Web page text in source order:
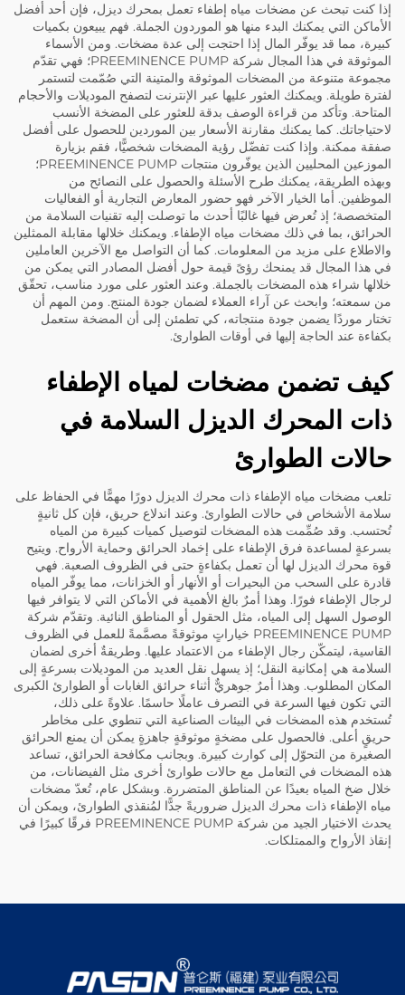
إذا كنت تبحث عن مضخات مياه إطفاء تعمل بمحرك ديزل، فإن أحد أفضل
الأماكن التي يمكنك البدء منها هو الموردون الجملة. فهم يبيعون بكميات
كبيرة، مما قد يوفّر المال إذا احتجت إلى عدة مضخات. ومن الأسماء
الموثوقة في هذا المجال شركة PREEMINENCE PUMP؛ فهي تقدّم
مجموعة متنوعة من المضخات الموثوقة والمتينة التي صُمّمت لتستمر
لفترة طويلة. ويمكنك العثور عليها عبر الإنترنت لتصفح الموديلات والأحجام
المتاحة. وتأكد من قراءة الوصف بدقة للعثور على المضخة الأنسب
لاحتياجاتك. كما يمكنك مقارنة الأسعار بين الموردين للحصول على أفضل
صفقة ممكنة. وإذا كنت تفضّل رؤية المضخات شخصيًّا، فقم بزيارة
الموزعين المحليين الذين يوفّرون منتجات PREEMINENCE PUMP؛
وبهذه الطريقة، يمكنك طرح الأسئلة والحصول على النصائح من
الموظفين. أما الخيار الآخر فهو حضور المعارض التجارية أو الفعاليات
المتخصصة؛ إذ تُعرض فيها غالبًا أحدث ما توصلت إليه تقنيات السلامة من
الحرائق، بما في ذلك مضخات مياه الإطفاء. ويمكنك خلالها مقابلة الممثلين
والاطلاع على مزيد من المعلومات. كما أن التواصل مع الآخرين العاملين
في هذا المجال قد يمنحك رؤىً قيمة حول أفضل المصادر التي يمكن من
خلالها شراء هذه المضخات بالجملة. وعند العثور على مورد مناسب، تحقّق
من سمعته؛ وابحث عن آراء العملاء لضمان جودة المنتج. ومن المهم أن
تختار موردًا يضمن جودة منتجاته، كي تطمئن إلى أن المضخة ستعمل
بكفاءة عند الحاجة إليها في أوقات الطوارئ.
كيف تضمن مضخات لمياه الإطفاء
ذات المحرك الديزل السلامة في
حالات الطوارئ
تلعب مضخات مياه الإطفاء ذات محرك الديزل دورًا مهمًّا في الحفاظ على
سلامة الأشخاص في حالات الطوارئ. وعند اندلاع حريق، فإن كل ثانيةٍ
تُحتسب. وقد صُمِّمت هذه المضخات لتوصيل كميات كبيرة من المياه
بسرعةٍ لمساعدة فرق الإطفاء على إخماد الحرائق وحماية الأرواح. ويتيح
قوة محرك الديزل لها أن تعمل بكفاءةٍ حتى في الظروف الصعبة. فهي
قادرة على السحب من البحيرات أو الأنهار أو الخزانات، مما يوفّر المياه
لرجال الإطفاء فورًا. وهذا أمرٌ بالغ الأهمية في الأماكن التي لا يتوافر فيها
الوصول السهل إلى المياه، مثل الحقول أو المناطق النائية. وتقدّم شركة
PREEMINENCE PUMP خياراتٍ موثوقةً مصمَّمةً للعمل في الظروف
القاسية، ليتمكّن رجال الإطفاء من الاعتماد عليها. وطريقةٌ أخرى لضمان
السلامة هي إمكانية النقل؛ إذ يسهل نقل العديد من الموديلات بسرعةٍ إلى
المكان المطلوب. وهذا أمرٌ جوهريٌّ أثناء حرائق الغابات أو الطوارئ الكبرى
التي تكون فيها السرعة في التصرف عاملًا حاسمًا. علاوةً على ذلك،
تُستخدم هذه المضخات في البيئات الصناعية التي تنطوي على مخاطر
حريقٍ أعلى. فالحصول على مضخةٍ موثوقةٍ جاهزةٍ يمكن أن يمنع الحرائق
الصغيرة من التحوّل إلى كوارث كبيرة. وبجانب مكافحة الحرائق، تساعد
هذه المضخات في التعامل مع حالات طوارئ أخرى مثل الفيضانات، من
خلال ضخ المياه بعيدًا عن المناطق المتضررة. وبشكل عام، تُعدّ مضخات
مياه الإطفاء ذات محرك الديزل ضروريةً جدًّا لمُنقذي الطوارئ، ويمكن أن
يحدث الاختيار الجيد من شركة PREEMINENCE PUMP فرقًا كبيرًا في
إنقاذ الأرواح والممتلكات.